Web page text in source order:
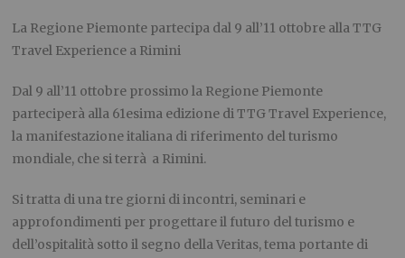
La Regione Piemonte partecipa dal 9 all’11 ottobre alla TTG
Travel Experience a Rimini
Dal 9 all’11 ottobre prossimo la Regione Piemonte
parteciperà alla 61esima edizione di TTG Travel Experience,
la manifestazione italiana di riferimento del turismo
mondiale, che si terrà a Rimini.
Si tratta di una tre giorni di incontri, seminari e
approfondimenti per progettare il futuro del turismo e
dell’ospitalità sotto il segno della Veritas, tema portante di